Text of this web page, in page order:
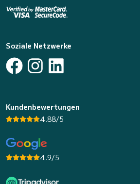
Soziale Netzwerke
Kundenbewertungen
4.88/5
4.9/5